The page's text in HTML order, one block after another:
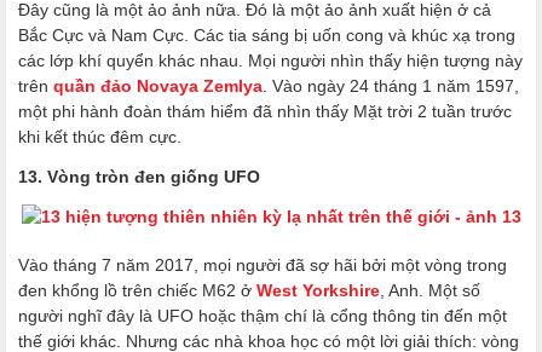
Đây cũng là một ảo ảnh nữa. Đó là một ảo ảnh xuất hiện ở cả
Bắc Cực và Nam Cực. Các tia sáng bị uốn cong và khúc xạ trong
các lớp khí quyển khác nhau. Mọi người nhìn thấy hiện tượng này
trên quần đảo Novaya Zemlya . Vào ngày 24 tháng 1 năm 1597,
một phi hành đoàn thám hiểm đã nhìn thấy Mặt trời 2 tuần trước
khi kết thúc đêm cực.
13. Vòng tròn đen giống UFO
Vào tháng 7 năm 2017, mọi người đã sợ hãi bởi một vòng trong
đen khổng lồ trên chiếc M62 ở West Yorkshire , Anh. Một số
người nghĩ đây là UFO hoặc thậm chí là cổng thông tin đến một
thế giới khác. Nhưng các nhà khoa học có một lời giải thích: vòng